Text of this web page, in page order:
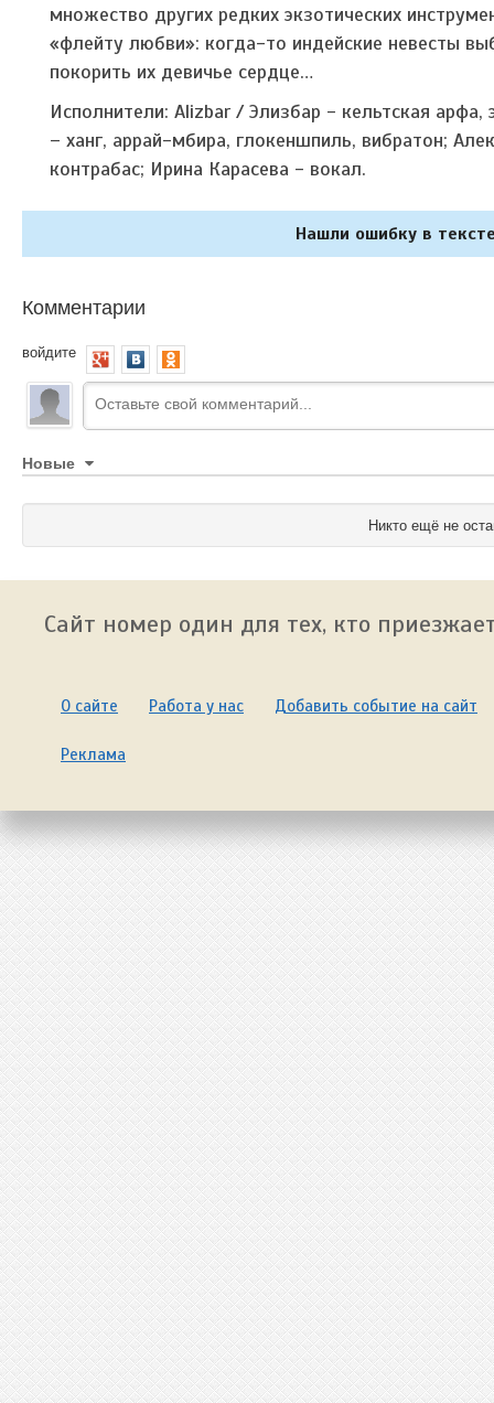
множество других редких экзотических
«флейту любви»: когда-то индейские невесты
покорить их девичье сердце…
Исполнители: Alizbar / Элизбар - кельтская
– ханг, аррай-мбира, глокеншпиль, вибратон;
контрабас; Ирина Карасева - вокал.
Нашли ошибку в
Комментарии
войдите
Новые
Никто ещё не
Сайт номер один для тех, кто
О сайте Работа у нас Добавить событие на сайт
Реклама